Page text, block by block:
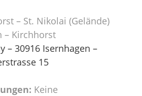
– St. Nikolai (Gelände)
– Kirchhorst
– 30916 Isernhagen –
15
Keine